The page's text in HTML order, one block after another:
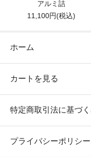
アルミ詰
11,100円(税込)
ホーム
カートを見る
特定商取引法に基づ
プライバシーポリシー